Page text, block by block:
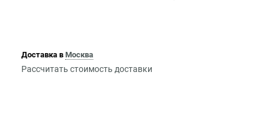
Доставка в Москва
Рассчитать стоимость доставки